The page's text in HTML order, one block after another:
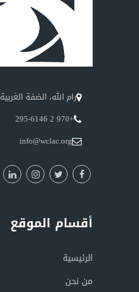
رام الله، الضفة الغربية
+970 2 295-6146
info@wclac.org
أقسام الموقع
الرئيسية
من نحن